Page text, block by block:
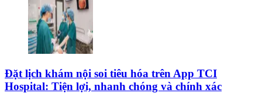
Đặt lịch khám nội soi tiêu hóa trên App TCI
Hospital: Tiện lợi, nhanh chóng và chính xác